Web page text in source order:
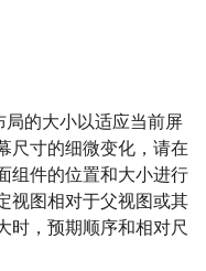
的大小以适应当前屏
尺寸的细微变化，请在
组件的位置和大小进行
视图相对于父视图或其
时，预期顺序和相对尺